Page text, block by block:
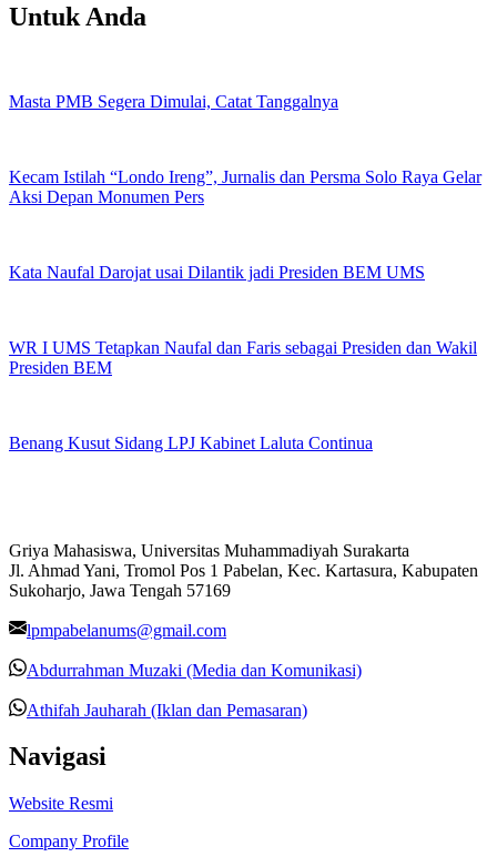
Untuk Anda
Masta PMB Segera Dimulai, Catat Tanggalnya
Kecam Istilah “Londo Ireng”, Jurnalis dan Persma Solo Raya Gelar
Aksi Depan Monumen Pers
Kata Naufal Darojat usai Dilantik jadi Presiden BEM UMS
WR I UMS Tetapkan Naufal dan Faris sebagai Presiden dan Wakil
Presiden BEM
Benang Kusut Sidang LPJ Kabinet Laluta Continua
Griya Mahasiswa, Universitas Muhammadiyah Surakarta
Jl. Ahmad Yani, Tromol Pos 1 Pabelan, Kec. Kartasura, Kabupaten
Sukoharjo, Jawa Tengah 57169
lpmpabelanums@gmail.com
Abdurrahman Muzaki (Media dan Komunikasi)
Athifah Jauharah (Iklan dan Pemasaran)
Navigasi
Website Resmi
Company Profile